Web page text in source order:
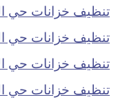
تنظيف خزانات حي
تنظيف خزانات حي
تنظيف خزانات حي
تنظيف خزانات حي